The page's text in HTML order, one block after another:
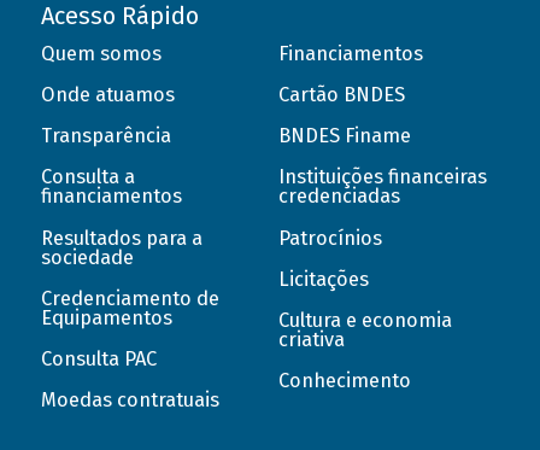
Acesso Rápido
Quem somos
Onde atuamos
Transparência
Consulta a
financiamentos
Resultados para a
sociedade
Credenciamento de
Equipamentos
Consulta PAC
Moedas contratuais
Financiamentos
Cartão BNDES
BNDES Finame
Instituições financeiras
credenciadas
Patrocínios
Licitações
Cultura e economia
criativa
Conhecimento